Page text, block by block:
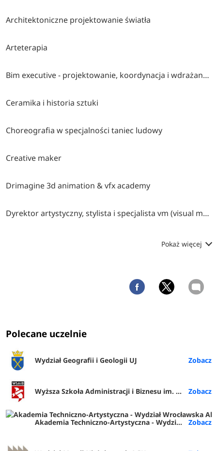
Architektoniczne projektowanie światła
Arteterapia
Bim executive - projektowanie, koordynacja i wdrażanie nowoczesnych projektów budowlanych
Ceramika i historia sztuki
Choreografia w specjalności taniec ludowy
Creative maker
Drimagine 3d animation & vfx academy
Dyrektor artystyczny, stylista i specjalista vm (visual merchandising)
Pokaż więcej
Polecane uczelnie
Wydział Geografii i Geologii UJ
Wyższa Szkoła Administracji i Biznesu im. E. Kwiatkowskiego w Gdyni
Akademia Techniczno-Artystyczna - Wydział Wrocławska Akademia Biznesu (ATA Wrocław)